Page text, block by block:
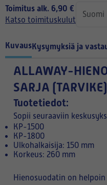
Toimitus alk. 6,90 €
Katso toimituskulut
KuvausKysymyksiä ja
ALLAWAY-
SARJA (TARVIKE)
Tuotetiedot:
Sopii seuraaviin
KP-1500
KP-1800
Ulkohalkaisija: 150 mm
Korkeus: 260 mm
Hienosuodatin on